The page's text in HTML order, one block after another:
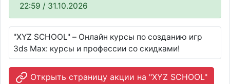
22:59 / 31.10.2026
"XYZ SCHOOL" – Онлайн курсы по созданию игр
3ds Max: курсы и профессии со скидками!
Открыть страницу акции на "XYZ SCHOOL"